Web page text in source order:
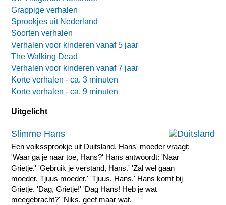
Grappige verhalen
Sprookjes uit Nederland
Soorten verhalen
Verhalen voor kinderen vanaf 5 jaar
The Walking Dead
Verhalen voor kinderen vanaf 7 jaar
Korte verhalen - ca. 3 minuten
Korte verhalen - ca. 9 minuten
Uitgelicht
Slimme Hans
Een volkssprookje uit Duitsland. Hans' moeder vraagt:
'Waar ga je naar toe, Hans?' Hans antwoordt: 'Naar
Grietje.' 'Gebruik je verstand, Hans.' 'Zal wel gaan
moeder. Tjuus moeder.' 'Tjuus, Hans.' Hans komt bij
Grietje. 'Dag, Grietje!' 'Dag Hans! Heb je wat
meegebracht?' 'Niks, geef maar wat.